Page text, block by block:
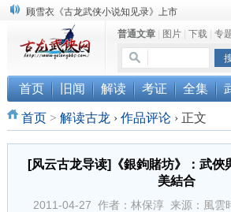
顾雪衣《古龙武侠小说知见录》上市
“武侠书库”查缺补漏活动圆满结束
《古龙小说原貌探究》修订版已上市
普通文章| 图片| 下载| 专
首页 旧闻 解读 考证 全集
首页> 解读古龙 › 作品评论 ›正文
[风云古龙导读]《銀鉤賭坊》：武俠
美結合
2011-04-27 作者：林保淳 来源：風雲